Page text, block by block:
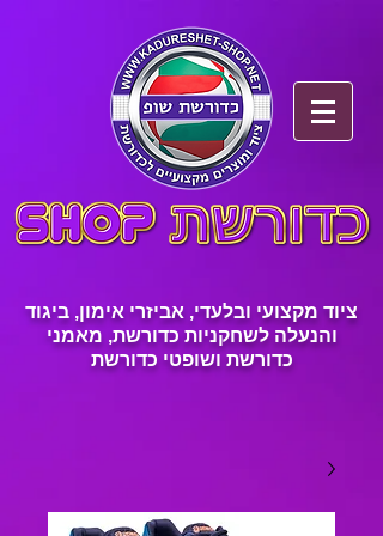
ציוד מקצועי ובלעדי, אביזרי אימון, ביגוד
והנעלה לשחקניות כדורשת, מאמני
כדורשת ושופטי כדורשת